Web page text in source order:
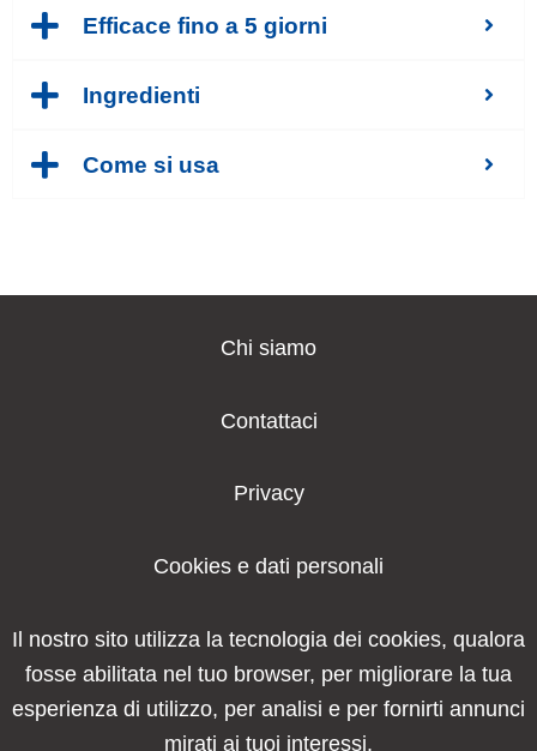
Efficace fino a 5 giorni
Ingredienti
Come si usa
Chi siamo
Contattaci
Privacy
Cookies e dati personali
Il nostro sito utilizza la tecnologia dei cookies, qualora
fosse abilitata nel tuo browser, per migliorare la tua
esperienza di utilizzo, per analisi e per fornirti annunci
mirati ai tuoi interessi.